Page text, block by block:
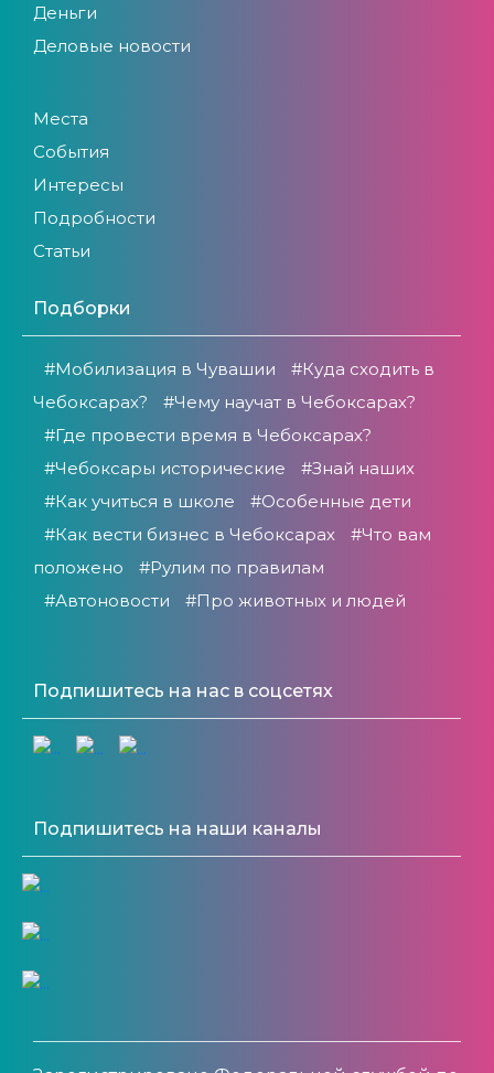
Деньги
Деловые новости
Места
События
Интересы
Подробности
Статьи
Подборки
#Мобилизация в Чувашии
#Куда сходить в
Чебоксарах?
#Чему научат в Чебоксарах?
#Где провести время в Чебоксарах?
#Чебоксары исторические
#Знай наших
#Как учиться в школе
#Особенные дети
#Как вести бизнес в Чебоксарах
#Что вам
положено
#Рулим по правилам
#Автоновости
#Про животных и людей
Подпишитесь на нас в соцсетях
Подпишитесь на наши каналы